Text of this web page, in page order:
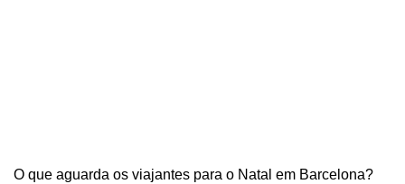
O que aguarda os viajantes para o Natal em Barcelona?